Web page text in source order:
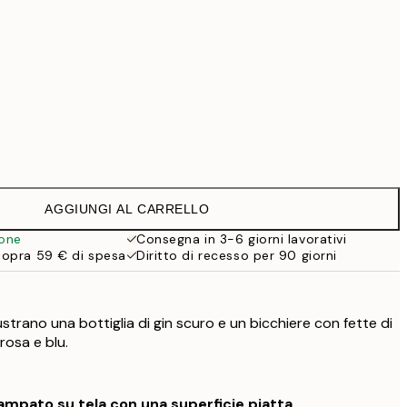
AGGIUNGI AL CARRELLO
Consegna in 3-6 giorni lavorativi
59 € di spesa
Diritto di recesso per 90 giorni
una bottiglia di gin scuro e un bicchiere con fette di
e blu.